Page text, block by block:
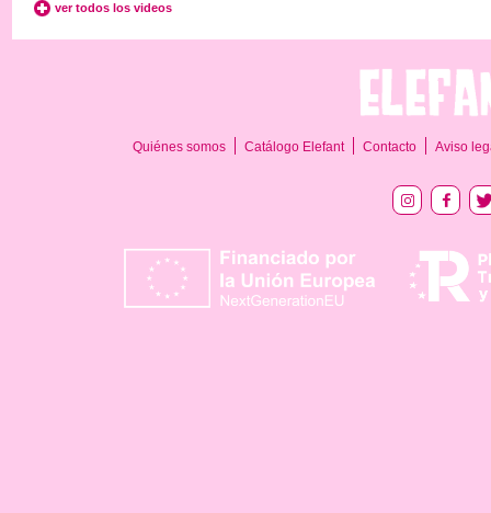
ver todos los videos
Quiénes somos Catálogo Elefant Contacto Aviso